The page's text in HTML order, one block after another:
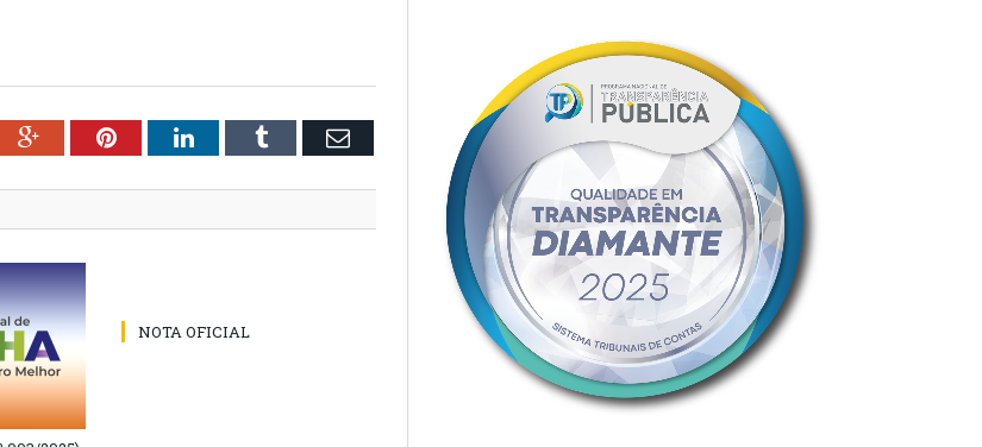
Google+PinterestLinkedInTumblr Email
NOTA OFICIAL